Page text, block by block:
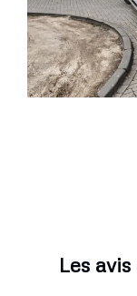
Les